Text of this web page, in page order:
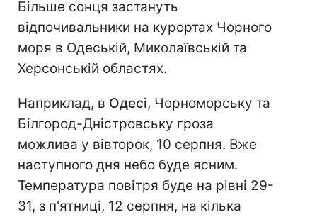
Більше сонця застануть
відпочивальники на курортах Чорного
моря в Одеській, Миколаївській та
Херсонській областях.
Наприклад, в Одесі, Чорноморську та
Білгород-Дністровську гроза
можлива у вівторок, 10 серпня. Вже
наступного дня небо буде ясним.
Температура повітря буде на рівні 29-
31, з п'ятниці, 12 серпня, на кілька